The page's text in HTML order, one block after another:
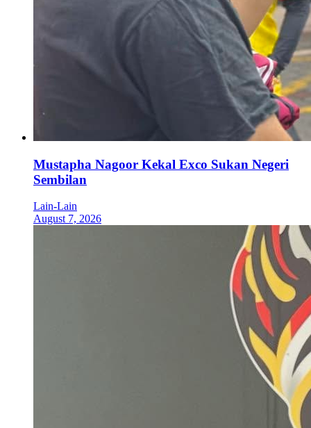
Mustapha Nagoor Kekal Exco Sukan Negeri
Sembilan
Lain-Lain
August 7, 2026